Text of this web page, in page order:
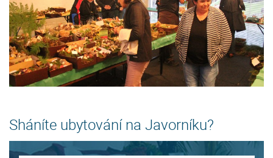
Sháníte ubytování na Javorníku?